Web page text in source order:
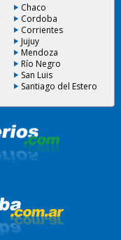
Chaco
Cordoba
Corrientes
Jujuy
Mendoza
Río Negro
San Luis
Santiago del Estero